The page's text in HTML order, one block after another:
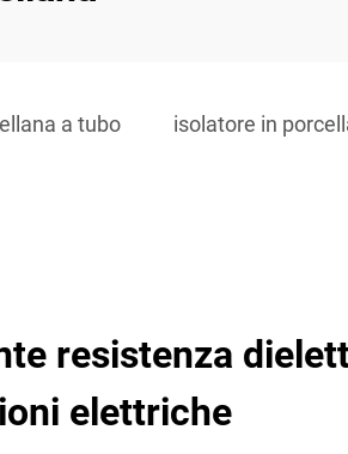
a tubo isolatore in
resistenza
elettriche